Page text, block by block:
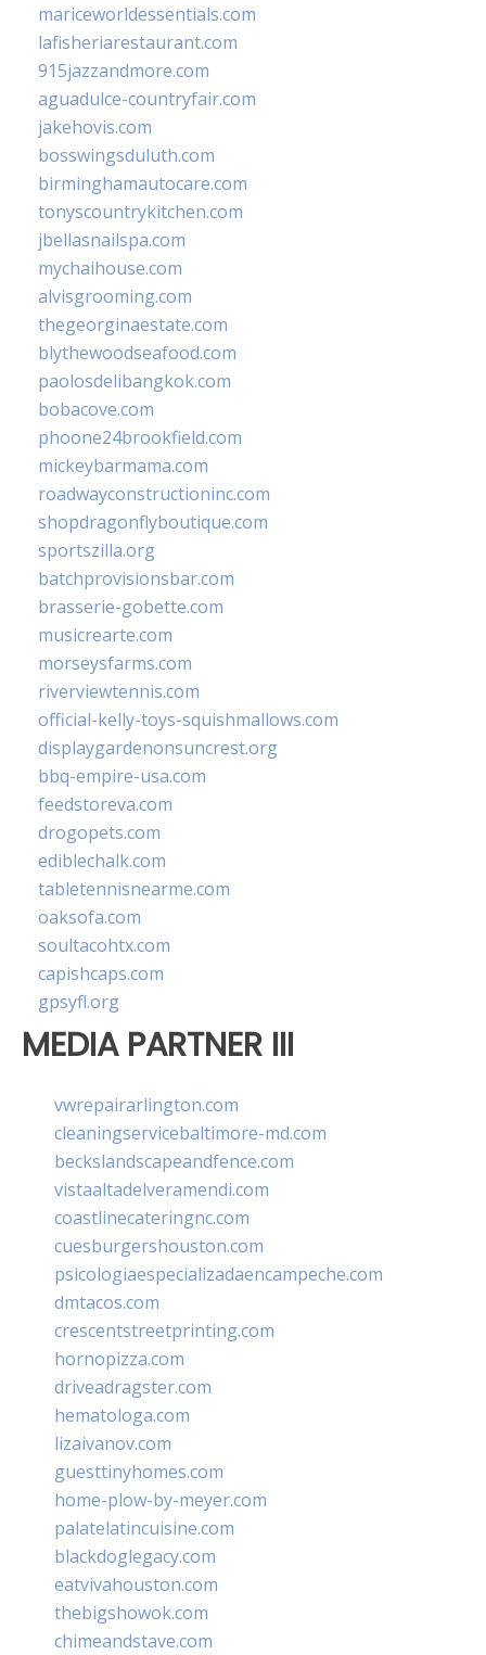
mariceworldessentials.com
lafisheriarestaurant.com
915jazzandmore.com
aguadulce-countryfair.com
jakehovis.com
bosswingsduluth.com
birminghamautocare.com
tonyscountrykitchen.com
jbellasnailspa.com
mychaihouse.com
alvisgrooming.com
thegeorginaestate.com
blythewoodseafood.com
paolosdelibangkok.com
bobacove.com
phoone24brookfield.com
mickeybarmama.com
roadwayconstructioninc.com
shopdragonflyboutique.com
sportszilla.org
batchprovisionsbar.com
brasserie-gobette.com
musicrearte.com
morseysfarms.com
riverviewtennis.com
official-kelly-toys-squishmallows.com
displaygardenonsuncrest.org
bbq-empire-usa.com
feedstoreva.com
drogopets.com
ediblechalk.com
tabletennisnearme.com
oaksofa.com
soultacohtx.com
capishcaps.com
gpsyfl.org
MEDIA PARTNER III
vwrepairarlington.com
cleaningservicebaltimore-md.com
beckslandscapeandfence.com
vistaaltadelveramendi.com
coastlinecateringnc.com
cuesburgershouston.com
psicologiaespecializadaencampeche.com
dmtacos.com
crescentstreetprinting.com
hornopizza.com
driveadragster.com
hematologa.com
lizaivanov.com
guesttinyhomes.com
home-plow-by-meyer.com
palatelatincuisine.com
blackdoglegacy.com
eatvivahouston.com
thebigshowok.com
chimeandstave.com